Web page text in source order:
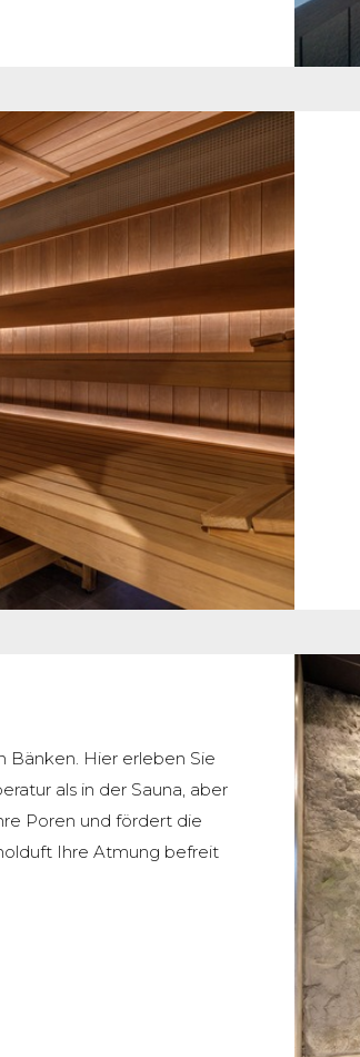
Bänken. Hier erleben Sie
als in der Sauna, aber
Poren und fördert die
Ihre Atmung befreit